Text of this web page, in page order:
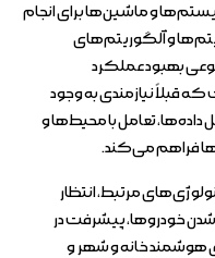
و ماشین‌ها برای انجام
و آلگوریتم‌های
بهبود عملکرد
قبلاً نیازمندی به وجود
داده‌ها، تعامل با محیط‌ها و
فراهم می‌کند.
مرتبط، انتظار
خودروها، پیشرفت در
خانه و شهر و